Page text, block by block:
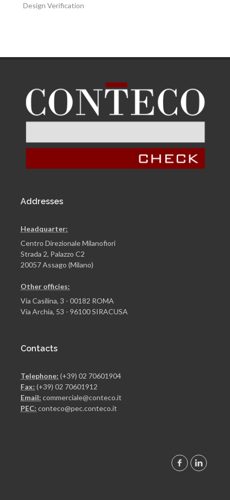
Design Verification
Addresses
Headquarter:
Centro Direzionale Milanofiori
Strada 2, Palazzo C2
20057 Assago (Milano)
Other officies:
Via Casilina, 3 - 00182 ROMA
Via Archia, 53 - 96100 SIRACUSA
Contacts
Telephone: (+39) 02 70601904
Fax: (+39) 02 70601912
Email: commerciale@conteco.it
PEC: conteco@pec.conteco.it